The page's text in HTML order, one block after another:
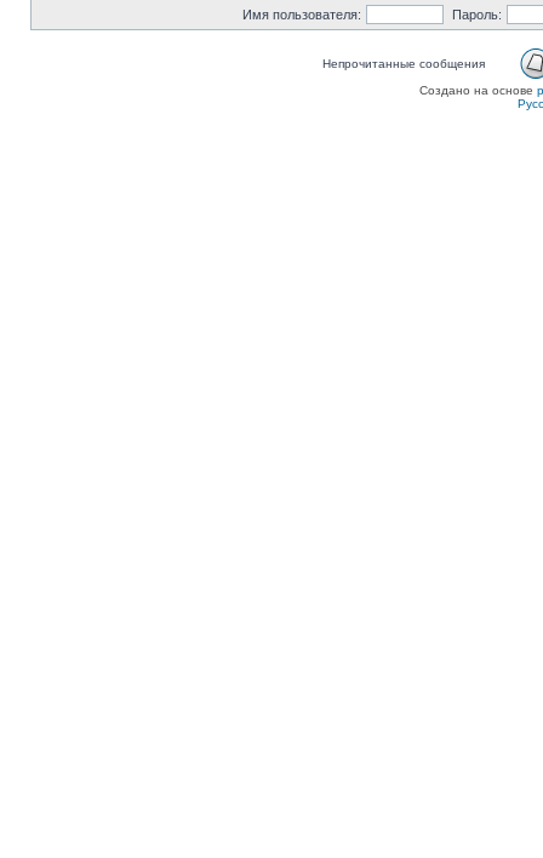
Имя пользователя: Пароль:
Непрочитанные сообщения
Создано на основе